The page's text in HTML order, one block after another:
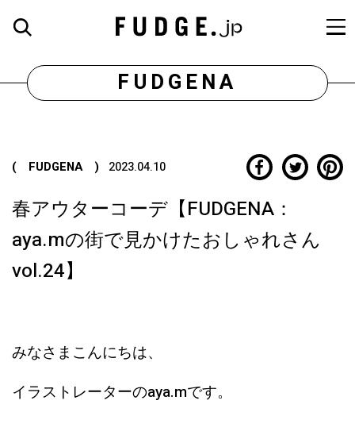
FUDGENA
( FUDGENA ) 2023.04.10
春アウターコーデ【FUDGENA：
aya.mの街で見かけたおしゃれさん
vol.24】
みなさまこんにちは、
イラストレーターのaya.mです。